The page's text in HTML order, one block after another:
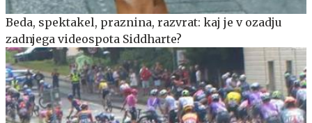
Beda, spektakel, praznina, razvrat: kaj je v ozadju
zadnjega videospota Siddharte?